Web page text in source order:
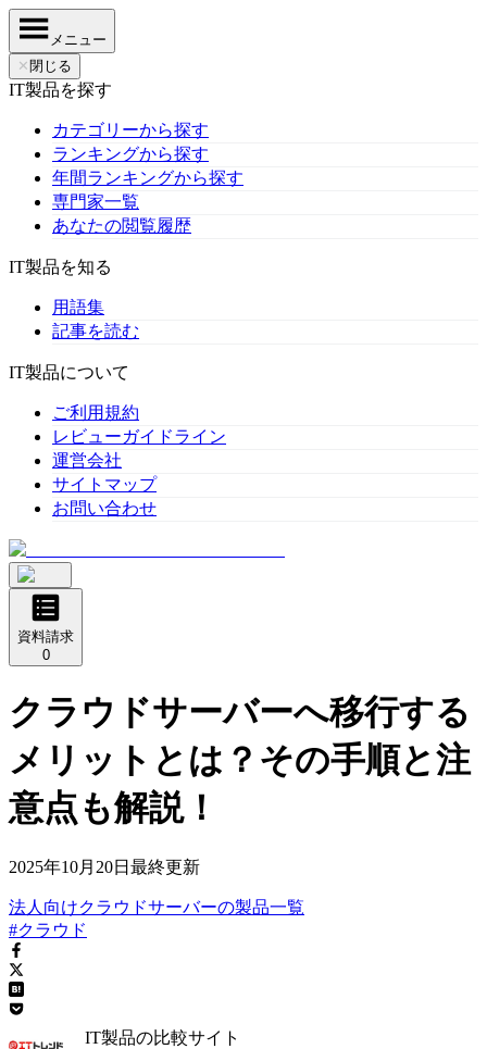
メニュー
✕ 閉じる
IT製品を探す
カテゴリーから探す
ランキングから探す
年間ランキングから探す
専門家一覧
あなたの閲覧履歴
IT製品を知る
用語集
記事を読む
IT製品について
ご利用規約
レビューガイドライン
運営会社
サイトマップ
お問い合わせ
資料請求
0
クラウドサーバーへ移行する
メリットとは？その手順と注
意点も解説！
2025年10月20日 最終更新
法人向けクラウドサーバーの製品一覧
#クラウド
IT製品の比較サイト